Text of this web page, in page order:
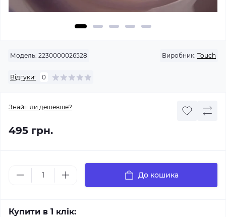
Модель: 2230000026528 Виробник: Touch
Відгуки: 0
Знайшли дешевше?
495 грн.
До кошика
Купити в 1 клік: